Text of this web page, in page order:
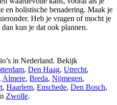
en holistische benadering. Maak je
Heb je vragen of mocht je
kun je dat ook plannen.
in Nederland. Bekijk
, Den Haag, Utrecht,
, Almere, Breda, Nijmegen,
, Haarlem, Enschede, Den Bosch,
Zwolle.